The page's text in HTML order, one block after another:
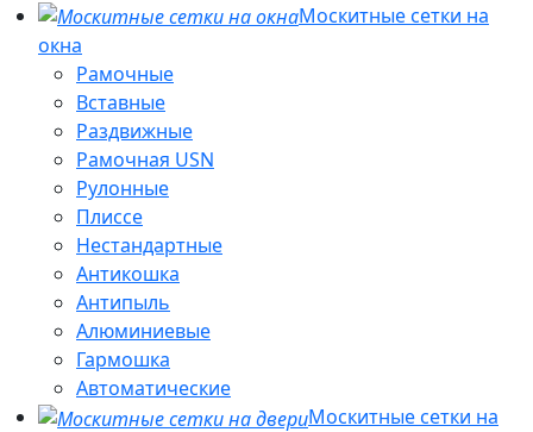
Москитные сетки на
окна
Рамочные
Вставные
Раздвижные
Рамочная USN
Рулонные
Плиссе
Нестандартные
Антикошка
Антипыль
Алюминиевые
Гармошка
Автоматические
Москитные сетки на